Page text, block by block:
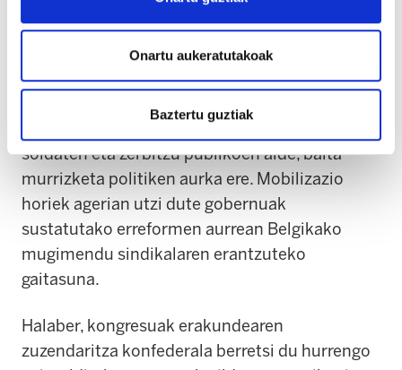
Onartu aukeratutakoak
Baztertu guztiak
Belgikan izandako mobilizazio sindikal handiak
ere nabarmendu dira. Herrialdeko hiru
sindikatu nagusiek greba orokorrak,
jendetsuak bultzatu dituzte pentsioen,
soldaten eta zerbitzu publikoen alde, baita
murrizketa politiken aurka ere. Mobilizazio
horiek agerian utzi dute gobernuak
sustatutako erreformen aurrean Belgikako
mugimendu sindikalaren erantzuteko
gaitasuna.
Halaber, kongresuak erakundearen
zuzendaritza konfederala berretsi du hurrengo